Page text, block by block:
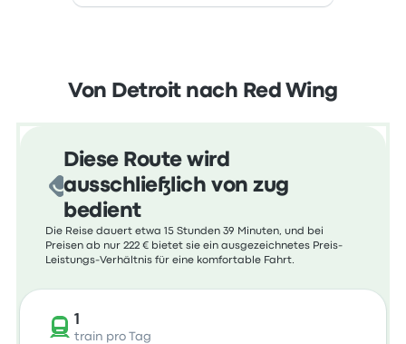
Von Detroit nach Red Wing
Diese Route wird
ausschließlich von zug
bedient
Die Reise dauert etwa 15 Stunden 39 Minuten, und bei
Preisen ab nur 222 € bietet sie ein ausgezeichnetes Preis-
Leistungs-Verhältnis für eine komfortable Fahrt.
1
train pro Tag